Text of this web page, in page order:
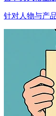
针对人物与产